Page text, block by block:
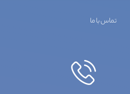
تماس با ما